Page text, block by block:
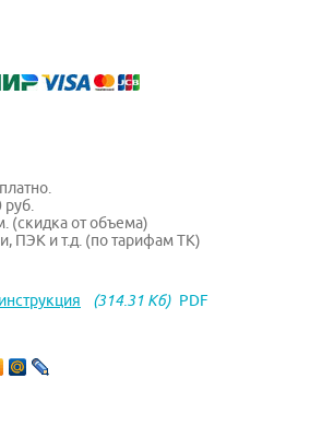
(скидка от объема)
ПЭК и т.д. (по тарифам ТК)
(314.31 Кб) PDF